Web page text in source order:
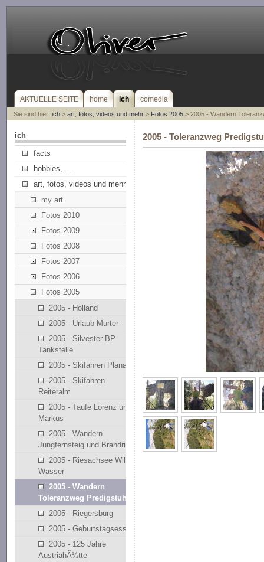
AKTUELLE SEITE home ich comedia
Sie sind hier: ich> art, fotos, videos und mehr> Fotos 2005> 2005 - Wandern
ich
facts
hobbies, ...
art, fotos, videos und mehr
my art
Fotos 2010
Fotos 2009
Fotos 2008
Fotos 2007
Fotos 2006
Fotos 2005
2005 - Holland
2005 - Urlaub Murter
2005 - Silvester BP
Tankstelle
2005 - Skifahren Planai
2005 - Skifahren
Reiteralm
2005 - Taufe Lorenz und
Markus
2005 - Wandern
Jungfernsteig und Brandriedl
2005 - Riesachsee Wilde
Wasser
2005 - Wandern
Toleranzweg Predigstuhl
2005 - Riegersburg
2005 - Geburtstagsessen
2005 - 125 Jahre
AustriahÃ¼tte
2005 - Toleranzweg